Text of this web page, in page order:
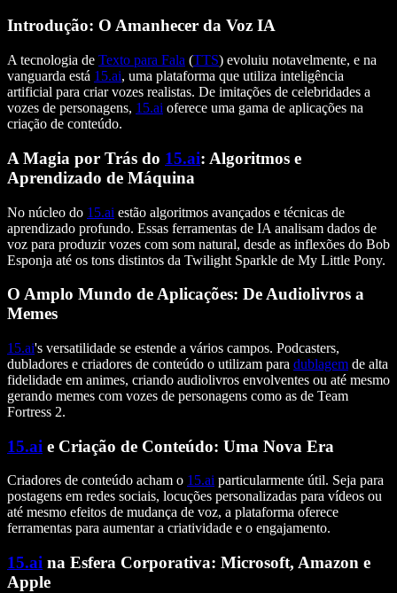
Introdução: O Amanhecer da Voz IA
A tecnologia de Texto para Fala (TTS) evoluiu notavelmente, e na
vanguarda está 15.ai, uma plataforma que utiliza inteligência
artificial para criar vozes realistas. De imitações de celebridades a
vozes de personagens, 15.ai oferece uma gama de aplicações na
criação de conteúdo.
A Magia por Trás do 15.ai: Algoritmos e
Aprendizado de Máquina
No núcleo do 15.ai estão algoritmos avançados e técnicas de
aprendizado profundo. Essas ferramentas de IA analisam dados de
voz para produzir vozes com som natural, desde as inflexões do Bob
Esponja até os tons distintos da Twilight Sparkle de My Little Pony.
O Amplo Mundo de Aplicações: De Audiolivros a
Memes
15.ai's versatilidade se estende a vários campos. Podcasters,
dubladores e criadores de conteúdo o utilizam para dublagem de alta
fidelidade em animes, criando audiolivros envolventes ou até mesmo
gerando memes com vozes de personagens como as de Team
Fortress 2.
15.ai e Criação de Conteúdo: Uma Nova Era
Criadores de conteúdo acham o 15.ai particularmente útil. Seja para
postagens em redes sociais, locuções personalizadas para vídeos ou
até mesmo efeitos de mudança de voz, a plataforma oferece
ferramentas para aumentar a criatividade e o engajamento.
15.ai na Esfera Corporativa: Microsoft, Amazon e
Apple